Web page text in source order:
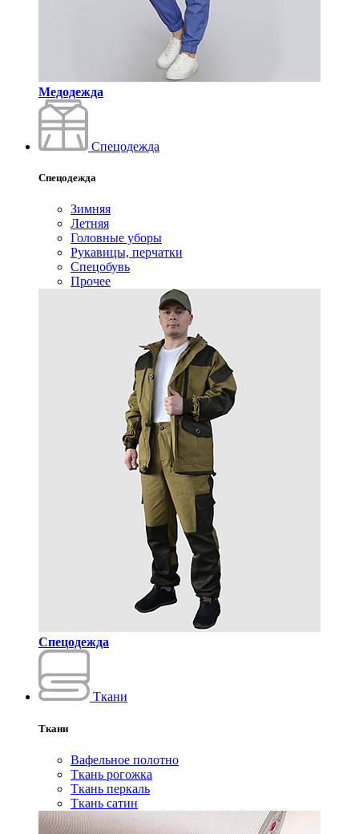
Медодежда
Спецодежда
Спецодежда
Зимняя
Летняя
Головные уборы
Рукавицы, перчатки
Спецобувь
Прочее
Спецодежда
Ткани
Ткани
Вафельное полотно
Ткань рогожка
Ткань перкаль
Ткань сатин